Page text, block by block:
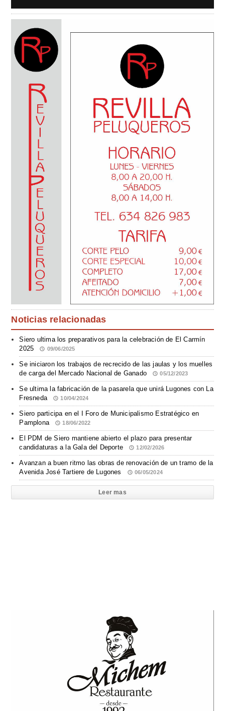
Noticias relacionadas
Siero ultima los preparativos para la celebración de El Carmín
2025
09/06/2025
Se iniciaron los trabajos de recrecido de las jaulas y los muelles
de carga del Mercado Nacional de Ganado
05/12/2023
Se ultima la fabricación de la pasarela que unirá Lugones con La
Fresneda
10/04/2024
Siero participa en el I Foro de Municipalismo Estratégico en
Pamplona
18/06/2022
El PDM de Siero mantiene abierto el plazo para presentar
candidaturas a la Gala del Deporte
12/02/2026
Avanzan a buen ritmo las obras de renovación de un tramo de la
Avenida José Tartiere de Lugones
06/05/2024
Leer mas